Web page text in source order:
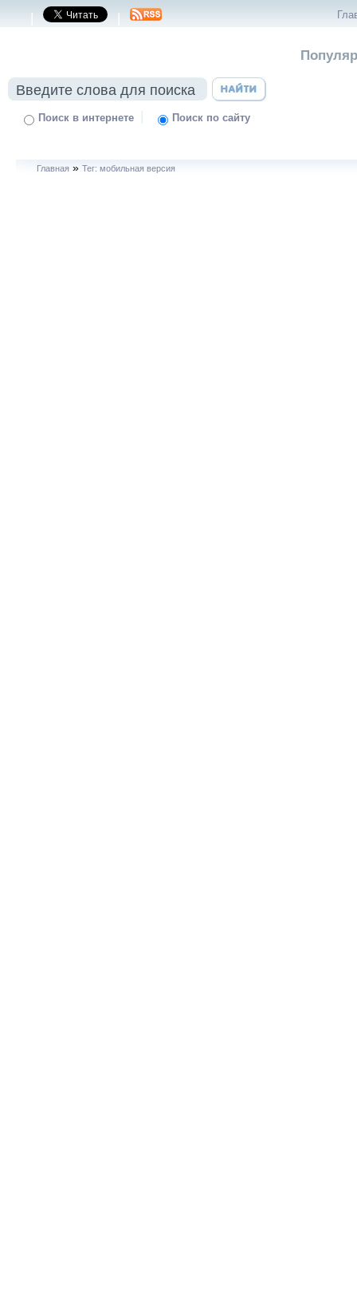
| |
Поиск в интернете | Поиск по сайту
Главная » Тег: мобильная версия